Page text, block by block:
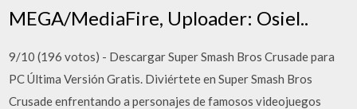
MEGA/MediaFire, Uploader: Osiel..
9/10 (196 votos) - Descargar Super Smash Bros Crusade para
PC Última Versión Gratis. Diviértete en Super Smash Bros
Crusade enfrentando a personajes de famosos videojuegos